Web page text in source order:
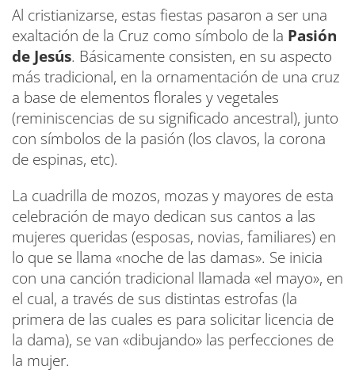
Al cristianizarse, estas fiestas pasaron a ser una
exaltación de la Cruz como símbolo de la Pasión
de Jesús. Básicamente consisten, en su aspecto
más tradicional, en la ornamentación de una cruz
a base de elementos florales y vegetales
(reminiscencias de su significado ancestral), junto
con símbolos de la pasión (los clavos, la corona
de espinas, etc).
La cuadrilla de mozos, mozas y mayores de esta
celebración de mayo dedican sus cantos a las
mujeres queridas (esposas, novias, familiares) en
lo que se llama «noche de las damas». Se inicia
con una canción tradicional llamada «el mayo», en
el cual, a través de sus distintas estrofas (la
primera de las cuales es para solicitar licencia de
la dama), se van «dibujando» las perfecciones de
la mujer.